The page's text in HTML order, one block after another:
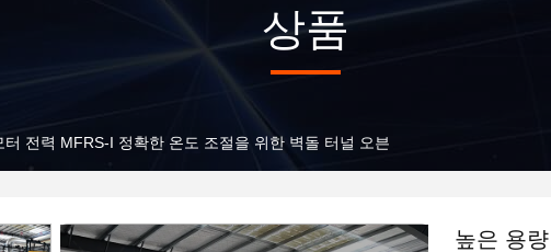
상품
터 전력 MFRS-I 정확한 온도 조절을 위한 벽돌 터널 오븐
높은 용